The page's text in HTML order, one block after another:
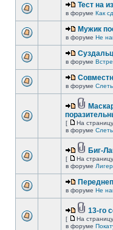
Тест на
в форуме Как
Мужик
в форуме Не
в форуме
в форуме
[ На
в форуме
Биг-
[ На
в форуме
в форуме Не
13-го
[ На
в форуме